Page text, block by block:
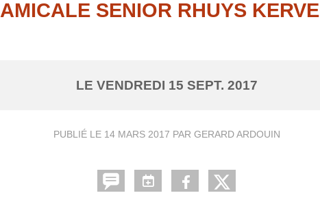
AMICALE SENIOR RHUYS
LE VENDREDI 15 SEPT. 2017
PUBLIÉ LE 14 MARS 2017 PAR GERARD ARDOUIN